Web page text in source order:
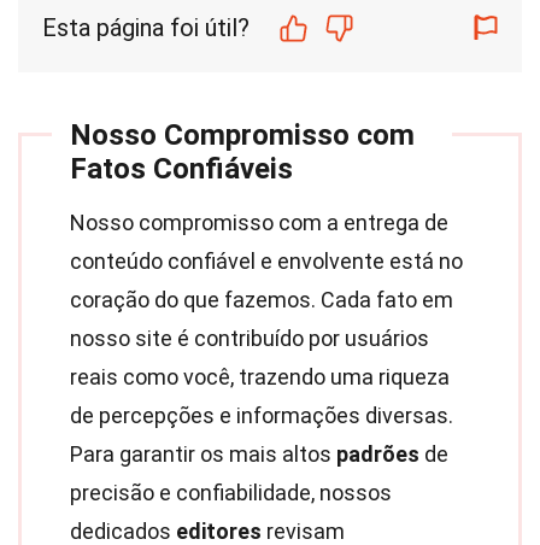
Esta página foi útil?
Nosso Compromisso com
Fatos Confiáveis
Nosso compromisso com a entrega de
conteúdo confiável e envolvente está no
coração do que fazemos. Cada fato em
nosso site é contribuído por usuários
reais como você, trazendo uma riqueza
de percepções e informações diversas.
Para garantir os mais altos padrões de
precisão e confiabilidade, nossos
dedicados editores revisam